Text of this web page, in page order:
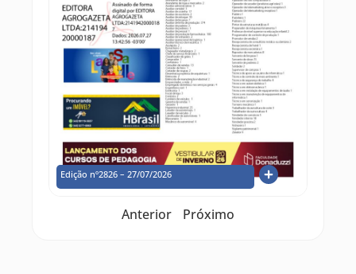
Edição nº2826 – 27/07/2026
Anterior Próximo